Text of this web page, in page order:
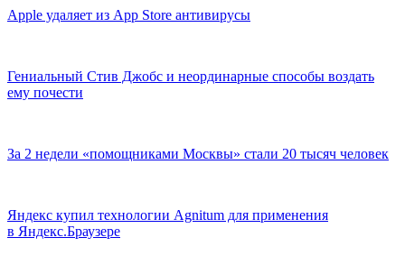
Apple удаляет из App Store антивирусы
Гениальный Стив Джобс и неординарные способы воздать
ему почести
За 2 недели «помощниками Москвы» стали 20 тысяч человек
Яндекс купил технологии Agnitum для применения
в Яндекс.Браузере